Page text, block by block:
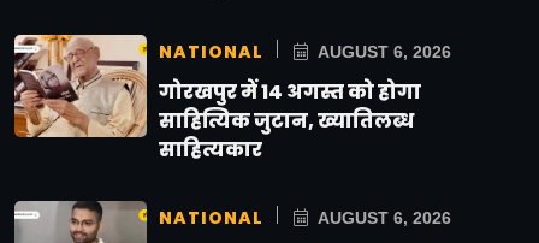
NATIONAL AUGUST 6, 2026
गोरखपुर में 14 अगस्त को होगा
साहित्यिक जुटान, ख्यातिलब्ध
साहित्यकार
NATIONAL AUGUST 6, 2026